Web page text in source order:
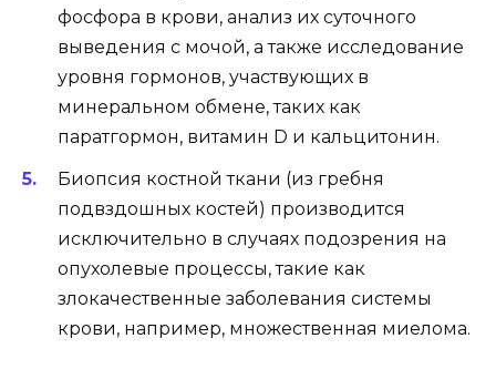
фосфора в крови, анализ их суточного
выведения с мочой, а также исследование
уровня гормонов, участвующих в
минеральном обмене, таких как
паратгормон, витамин D и кальцитонин.
Биопсия костной ткани (из гребня
подвздошных костей) производится
исключительно в случаях подозрения на
опухолевые процессы, такие как
злокачественные заболевания системы
крови, например, множественная миелома.